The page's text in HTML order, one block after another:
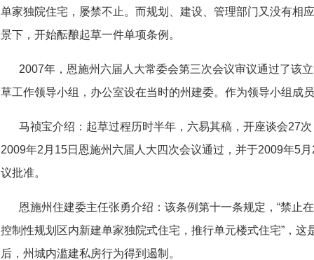
单家独院住宅，屡禁不止。而规划、建设、管理部门又没有相
景下，开始酝酿起草一件单项条例。
2007年，恩施州六届人大常委会第三次会议审议通过了该
草工作领导小组，办公室设在当时的州建委。作为领导小组成
马祯宝介绍：起草过程历时半年，六易其稿，开座谈会27
2009年2月15日恩施州六届人大四次会议通过，并于2009年5
议批准。
恩施州住建委主任张勇介绍：该条例第十一条规定，“禁止
控制性规划区内新建单家独院式住宅，推行单元楼式住宅”，
后，州城内滥建私房行为得到遏制。